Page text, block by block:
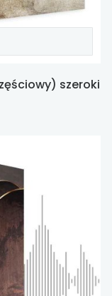
szeroki